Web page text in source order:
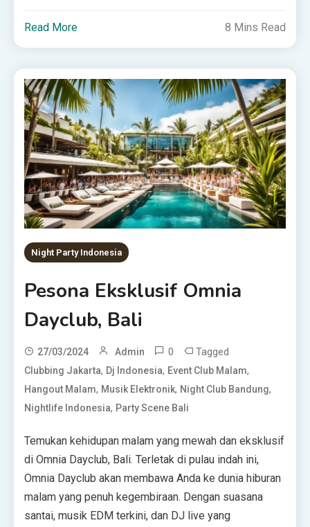
Read More 8 Mins Read
Night Party Indonesia
Pesona Eksklusif Omnia
Dayclub, Bali
27/03/2024 Admin 0 Tagged
Clubbing Jakarta, Dj Indonesia, Event Club Malam,
Hangout Malam, Musik Elektronik, Night Club Bandung,
Nightlife Indonesia, Party Scene Bali
Temukan kehidupan malam yang mewah dan eksklusif
di Omnia Dayclub, Bali. Terletak di pulau indah ini,
Omnia Dayclub akan membawa Anda ke dunia hiburan
malam yang penuh kegembiraan. Dengan suasana
santai, musik EDM terkini, dan DJ live yang